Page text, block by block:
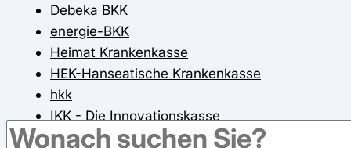
Debeka BKK
energie-BKK
Heimat Krankenkasse
HEK-Hanseatische Krankenkasse
hkk
IKK - Die Innovationskasse
IKK Brandenburg und Berlin